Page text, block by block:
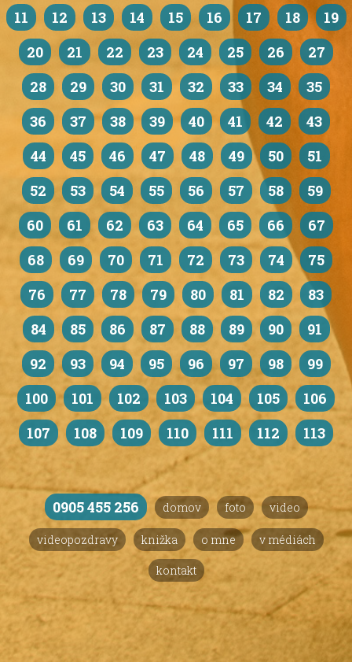
11
12 13 14 15 16 17 18
19
20
21 22 23 24 25 26
27
28
29 30 31 32 33 34
35
36
37 38 39 40 41 42
43
44
45 46 47 48 49 50
51
52
53 54 55 56 57 58
59
60
61 62 63 64 65 66
67
68
69 70 71 72 73 74
75
76
77 78 79 80 81 82
83
84
85 86 87 88 89 90
91
92
93 94 95 96 97 98
99
100
101 102 103 104 105
106
107
108 109 110 111 112 113
0905 455 256 domov foto video
videopozdravy knižka o mne v médiách
kontakt